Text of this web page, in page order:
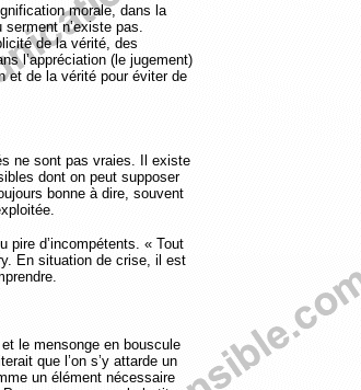
morale, dans la
n’existe pas.
de la vérité, des
l’appréciation (le jugement)
et de la vérité pour éviter de
ne sont pas vraies. Il existe
dont on peut supposer
bonne à dire, souvent
pire d’incompétents. « Tout
En situation de crise, il est
le mensonge en bouscule
que l’on s’y attarde un
un élément nécessaire